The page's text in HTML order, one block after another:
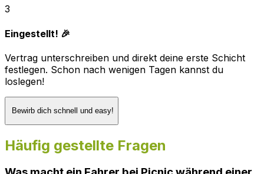
3
Eingestellt! 🎉
Vertrag unterschreiben und direkt deine erste Schicht
festlegen. Schon nach wenigen Tagen kannst du
loslegen!
Bewirb dich schnell und easy!
Häufig gestellte Fragen